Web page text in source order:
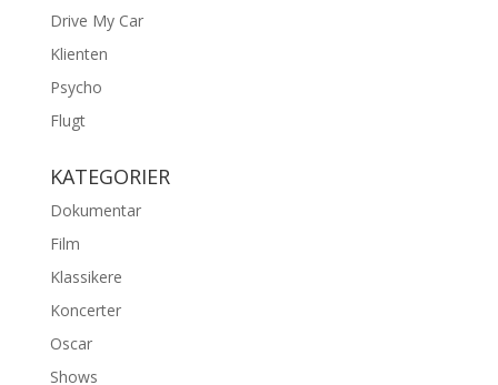
Drive My Car
Klienten
Psycho
Flugt
KATEGORIER
Dokumentar
Film
Klassikere
Koncerter
Oscar
Shows